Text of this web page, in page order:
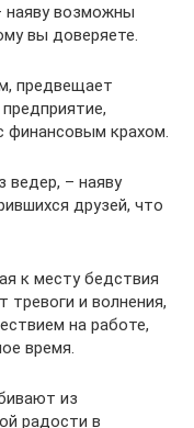
наяву возможны
вы доверяете.
предвещает
финансовым крахом.
ведер, – наяву
друзей, что
к месту бедствия
и волнения,
на работе,
время.
из
радости в